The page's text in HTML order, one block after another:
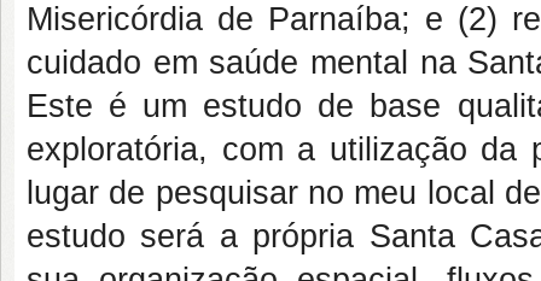
Misericórdia de Parnaíba; e (2)
cuidado em saúde mental na
Este é um estudo de base
exploratória, com a utilização da
lugar de pesquisar no meu local
estudo será a própria Santa